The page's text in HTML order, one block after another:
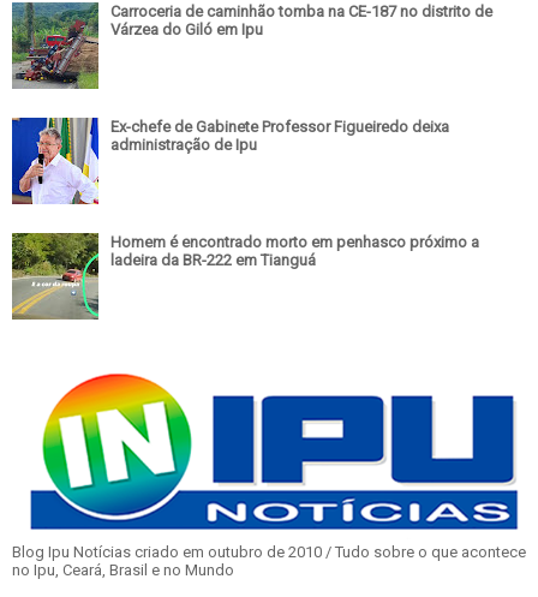
Carroceria de caminhão tomba na CE-187 no distrito de
Várzea do Giló em Ipu
Ex-chefe de Gabinete Professor Figueiredo deixa
administração de Ipu
Homem é encontrado morto em penhasco próximo a
ladeira da BR-222 em Tianguá
Blog Ipu Notícias criado em outubro de 2010 / Tudo sobre o que acontece
no Ipu, Ceará, Brasil e no Mundo